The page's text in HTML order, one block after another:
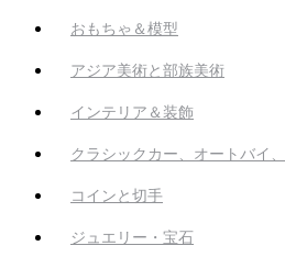
おもちゃ＆模型
アジア美術と部族美術
インテリア＆装飾
クラシックカー、オートバイ
コインと切手
ジュエリー・宝石